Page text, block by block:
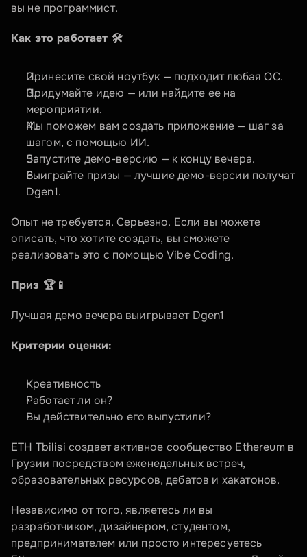
вы не программист.
Как это работает 🛠️
Принесите свой ноутбук — подходит любая ОС.
Придумайте идею — или найдите ее на
мероприятии.
Мы поможем вам создать приложение — шаг за
шагом, с помощью ИИ.
Запустите демо-версию — к концу вечера.
Выиграйте призы — лучшие демо-версии получат
Dgen1.
Опыт не требуется. Серьезно. Если вы можете
описать, что хотите создать, вы сможете
реализовать это с помощью Vibe Coding.
Приз 🏆📱
Лучшая демо вечера выигрывает Dgen1
Критерии оценки:
Креативность
Работает ли он?
Вы действительно его выпустили?
ETH Tbilisi создает активное сообщество Ethereum в
Грузии посредством еженедельных встреч,
образовательных ресурсов, дебатов и хакатонов.
Независимо от того, являетесь ли вы
разработчиком, дизайнером, студентом,
предпринимателем или просто интересуетесь